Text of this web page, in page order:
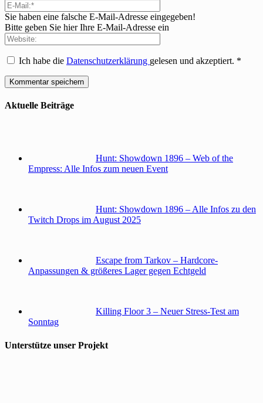
Sie haben eine falsche E-Mail-Adresse eingegeben!
Bitte geben Sie hier Ihre E-Mail-Adresse ein
Ich habe die Datenschutzerklärung gelesen und akzeptiert. *
Aktuelle Beiträge
Hunt: Showdown 1896 – Web of the
Empress: Alle Infos zum neuen Event
Hunt: Showdown 1896 – Alle Infos zu den
Twitch Drops im August 2025
Escape from Tarkov – Hardcore-
Anpassungen & größeres Lager gegen Echtgeld
Killing Floor 3 – Neuer Stress-Test am
Sonntag
Unterstütze unser Projekt